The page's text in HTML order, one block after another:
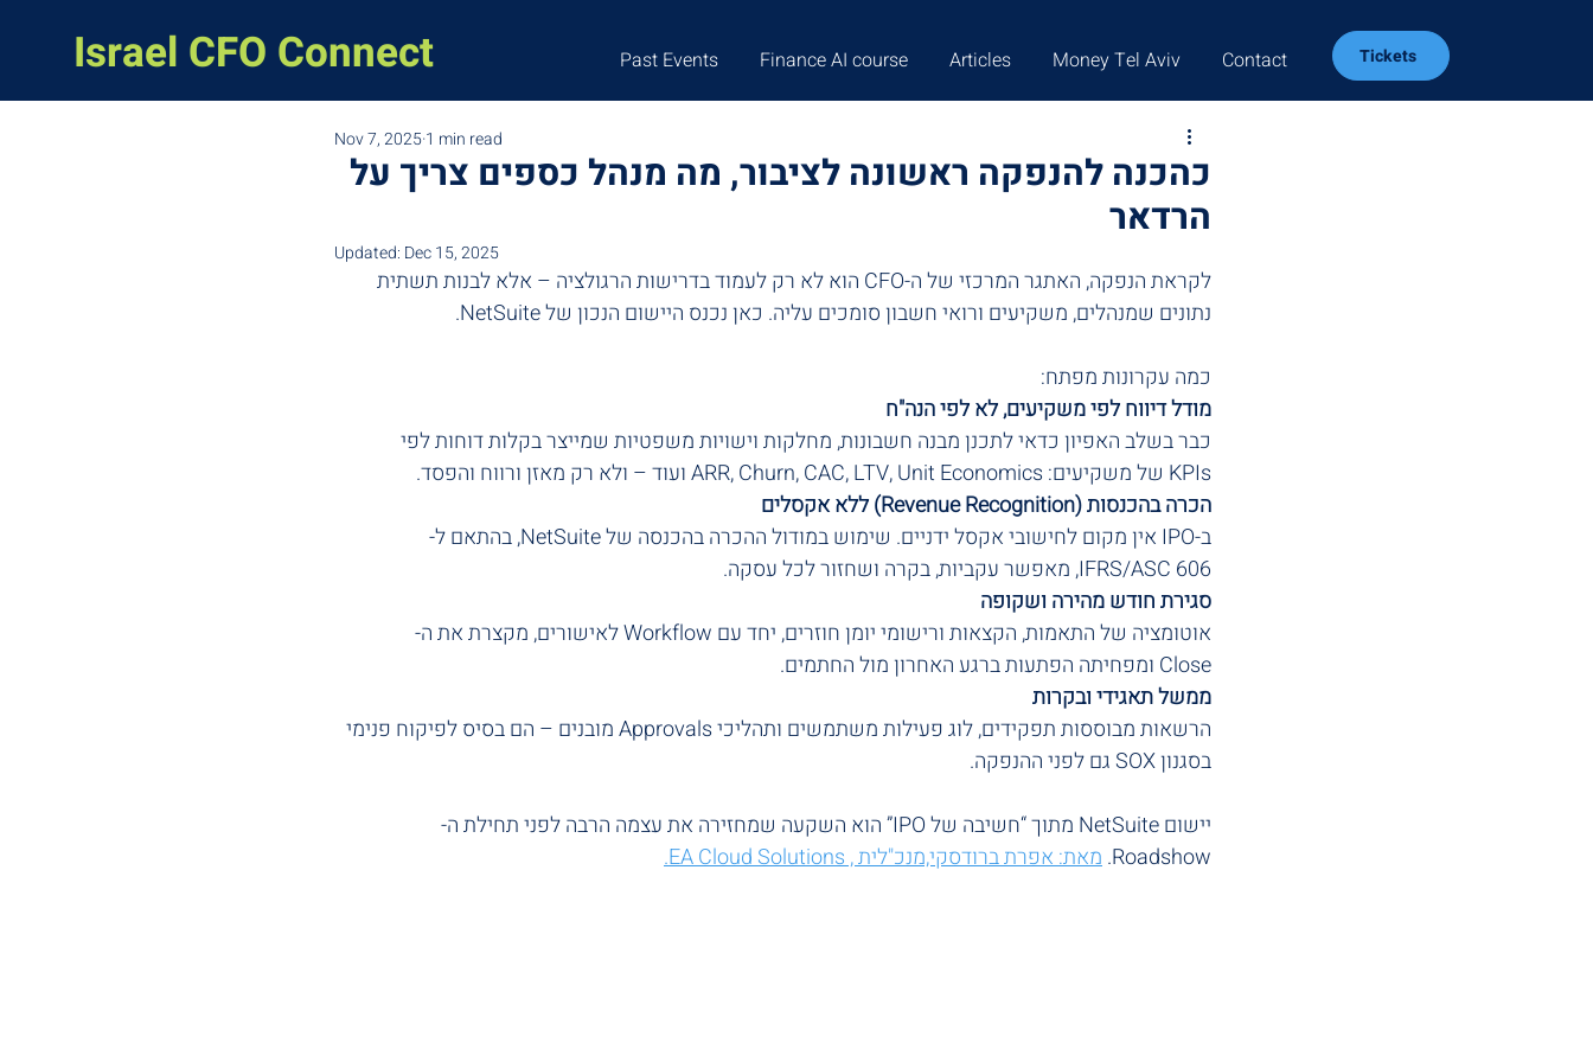
Israel CFO Connect Past Events Finance AI course Articles Money Tel Aviv Contact Tickets
כהכנה להנפקה ראשונה לציבור, מה מנהל כספים צריך על
הרדאר
Nov 7, 20251 min read
Updated: Dec 15, 2025
לקראת הנפקה, האתגר המרכזי של ה-CFO הוא לא רק לעמוד בדרישות הרגולציה – אלא לבנות תשתית
נתונים שמנהלים, משקיעים ורואי חשבון סומכים עליה. כאן נכנס היישום הנכון של NetSuite.
כמה עקרונות מפתח:
מודל דיווח לפי משקיעים, לא לפי הנה"ח
כבר בשלב האפיון כדאי לתכנן מבנה חשבונות, מחלקות וישויות משפטיות שמייצר בקלות דוחות לפי
KPIs של משקיעים: ARR, Churn, CAC, LTV, Unit Economics ועוד – ולא רק מאזן ורווח והפסד.
הכרה בהכנסות (Revenue Recognition) ללא אקסלים
ב-IPO אין מקום לחישובי אקסל ידניים. שימוש במודול ההכרה בהכנסה של NetSuite, בהתאם ל-
IFRS/ASC 606, מאפשר עקביות, בקרה ושחזור לכל עסקה.
סגירת חודש מהירה ושקופה
אוטומציה של התאמות, הקצאות ורישומי יומן חוזרים, יחד עם Workflow לאישורים, מקצרת את ה-
Close ומפחיתה הפתעות ברגע האחרון מול החתמים.
ממשל תאגידי ובקרות
הרשאות מבוססות תפקידים, לוג פעילות משתמשים ותהליכי Approvals מובנים – הם בסיס לפיקוח פנימי
בסגנון SOX גם לפני ההנפקה.
יישום NetSuite מתוך “חשיבה של IPO” הוא השקעה שמחזירה את עצמה הרבה לפני תחילת ה-
Roadshow. מאת: אפרת ברודסקי,מנכ"לית , EA Cloud Solutions.